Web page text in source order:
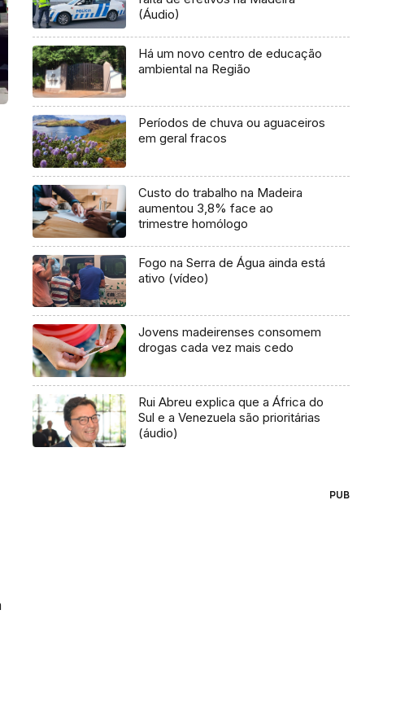
(Áudio)
Há um novo centro de educação
ambiental na Região
Períodos de chuva ou aguaceiros
em geral fracos
Custo do trabalho na Madeira
aumentou 3,8% face ao
trimestre homólogo
Fogo na Serra de Água ainda está
ativo (vídeo)
Jovens madeirenses consomem
drogas cada vez mais cedo
Rui Abreu explica que a África do
Sul e a Venezuela são prioritárias
(áudio)
PUB